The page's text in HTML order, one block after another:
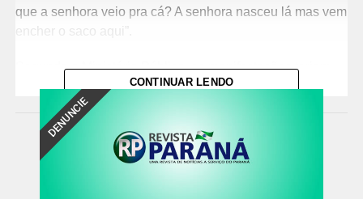
que a senhora veio pra cá? A senhora nasceu lá mas vem
encher o saco aqui”.
Segundo o Ministério Público, as manifestações teriam
sido proferidas com a intenção de ofender e humilhar a
vítima, além de menosprezar e discriminar, de forma mais
ampla, pessoas de origem cearense, configurando, em
tese, discriminação por procedência nacional.
CONTINUAR LENDO
DENUNCIE